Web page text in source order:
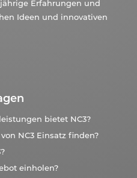
Erfahrungen und
Ideen und innovativen
bietet NC3?
NC3 Einsatz finden?
einholen?